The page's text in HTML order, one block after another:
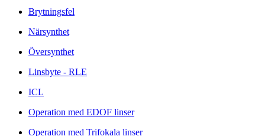
Brytningsfel
Närsynthet
Översynthet
Linsbyte - RLE
ICL
Operation med EDOF linser
Operation med Trifokala linser